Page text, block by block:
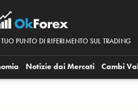
PUNTO DI RIFERIMENTO SUL TRADING
Notizie dai Mercati Cambi